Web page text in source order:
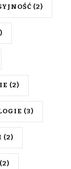
(2)
(2)
(3)
(2)
(2)